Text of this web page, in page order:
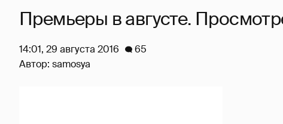
Премьеры в августе.
14:01, 29 августа 2016
65
Автор: samosya